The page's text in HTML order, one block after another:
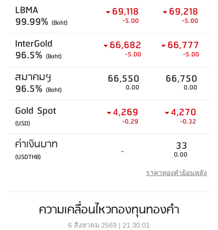
LBMA
99.99% (Baht)
69,118
-5.00
69,218
-5.00
InterGold
96.5% (Baht)
66,682
-5.00
66,777
-5.00
สมาคมฯ
96.5% (Baht)
66,550
0.00
66,750
0.00
Gold Spot
(USD)
4,269
-0.29
4,270
-0.32
ค่าเงินบาท
(USDTHB) - 33
0.00
ราคาทองคำย้อนหลัง
ความเคลื่อนไหวกองทุนทองคำ
6 สิงหาคม 2569 | 21:30:01